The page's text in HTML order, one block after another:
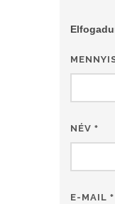
NÉV *
E-MAIL *